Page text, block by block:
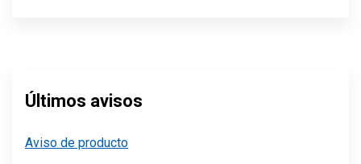
Últimos avisos
Aviso de producto